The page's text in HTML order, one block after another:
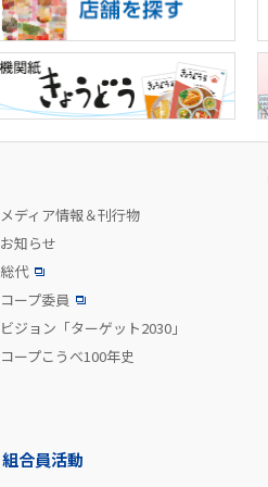
メディア情報＆刊行物
お知らせ
総代
コープ委員
ビジョン「ターゲット2030」
コープこうべ100年史
組合員活動